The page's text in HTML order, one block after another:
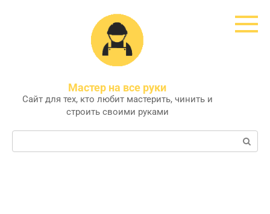
Мастер на все руки
Сайт для тех, кто любит мастерить, чинить и
строить своими руками
Поиск: